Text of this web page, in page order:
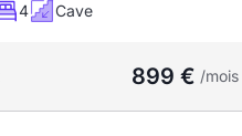
4 Cave
899 € /